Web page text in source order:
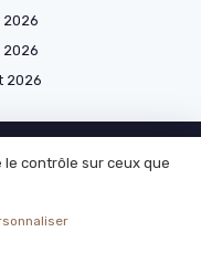
2026
2026
contrôle sur ceux que